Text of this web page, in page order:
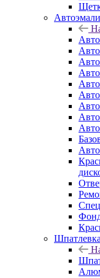
Автоэмали
Шпатлевка